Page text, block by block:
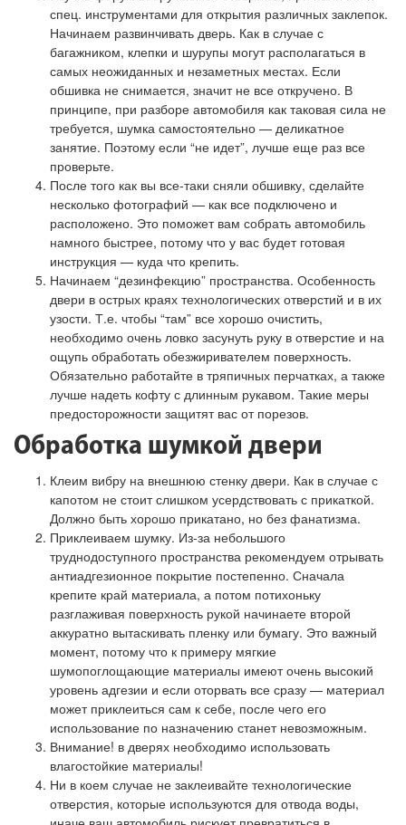
спец. инструментами для открытия различных заклепок.
Начинаем развинчивать дверь. Как в случае с
багажником, клепки и шурупы могут располагаться в
самых неожиданных и незаметных местах. Если
обшивка не снимается, значит не все откручено. В
принципе, при разборе автомобиля как таковая сила не
требуется, шумка самостоятельно — деликатное
занятие. Поэтому если “не идет”, лучше еще раз все
проверьте.
После того как вы все-таки сняли обшивку, сделайте
несколько фотографий — как все подключено и
расположено. Это поможет вам собрать автомобиль
намного быстрее, потому что у вас будет готовая
инструкция — куда что крепить.
Начинаем “дезинфекцию” пространства. Особенность
двери в острых краях технологических отверстий и в их
узости. Т.е. чтобы “там” все хорошо очистить,
необходимо очень ловко засунуть руку в отверстие и на
ощупь обработать обезжиривателем поверхность.
Обязательно работайте в тряпичных перчатках, а также
лучше надеть кофту с длинным рукавом. Такие меры
предосторожности защитят вас от порезов.
Обработка шумкой двери
Клеим вибру на внешнюю стенку двери. Как в случае с
капотом не стоит слишком усердствовать с прикаткой.
Должно быть хорошо прикатано, но без фанатизма.
Приклеиваем шумку. Из-за небольшого
труднодоступного пространства рекомендуем отрывать
антиадгезионное покрытие постепенно. Сначала
крепите край материала, а потом потихоньку
разглаживая поверхность рукой начинаете второй
аккуратно вытаскивать пленку или бумагу. Это важный
момент, потому что к примеру мягкие
шумопоглощающие материалы имеют очень высокий
уровень адгезии и если оторвать все сразу — материал
может приклеиться сам к себе, после чего его
использование по назначению станет невозможным.
Внимание! в дверях необходимо использовать
влагостойкие материалы!
Ни в коем случае не заклеивайте технологические
отверстия, которые используются для отвода воды,